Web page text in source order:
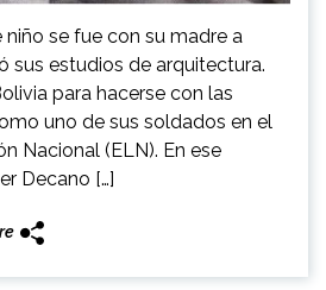
niño se fue con su madre a
sus estudios de arquitectura.
para hacerse con las
uno de sus soldados en el
Nacional (ELN). En ese
Decano […]